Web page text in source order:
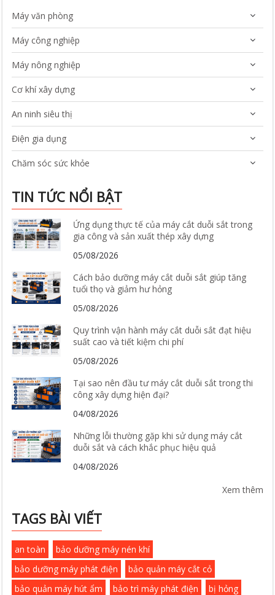
Máy văn phòng
Máy công nghiệp
Máy nông nghiệp
Cơ khí xây dựng
An ninh siêu thị
Điện gia dụng
Chăm sóc sức khỏe
TIN TỨC NỔI BẬT
Ứng dụng thực tế của máy cắt duỗi sắt trong
gia công và sản xuất thép xây dựng
05/08/2026
Cách bảo dưỡng máy cắt duỗi sắt giúp tăng
tuổi thọ và giảm hư hỏng
05/08/2026
Quy trình vận hành máy cắt duỗi sắt đạt hiệu
suất cao và tiết kiệm chi phí
05/08/2026
Tại sao nên đầu tư máy cắt duỗi sắt trong thi
công xây dựng hiện đại?
04/08/2026
Những lỗi thường gặp khi sử dụng máy cắt
duỗi sắt và cách khắc phục hiệu quả
04/08/2026
Xem thêm
TAGS BÀI VIẾT
an toàn
bảo dưỡng máy nén khí
bảo dưỡng máy phát điện
bảo quản máy cắt cỏ
bảo quản máy hút ẩm
bảo trì máy phát điện
bị hỏng